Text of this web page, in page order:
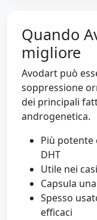
Quando
migliore
Avodart può
soppressione
dei principali
androgenetica.
Più potente
DHT
Utile nei
Capsula
Spesso
efficaci